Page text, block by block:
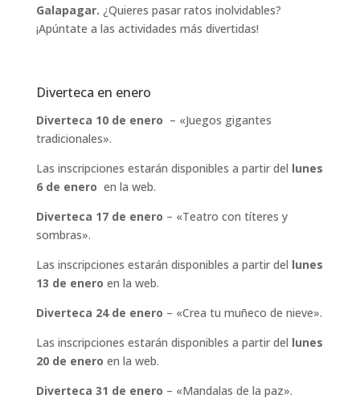
Galapagar. ¿Quieres pasar ratos inolvidables?
¡Apúntate a las actividades más divertidas!
Diverteca en enero
Diverteca 10 de enero – «Juegos gigantes
tradicionales».
Las inscripciones estarán disponibles a partir del lunes
6 de enero en la web.
Diverteca 17 de enero – «Teatro con títeres y
sombras».
Las inscripciones estarán disponibles a partir del lunes
13 de enero en la web.
Diverteca 24 de enero – «Crea tu muñeco de nieve».
Las inscripciones estarán disponibles a partir del lunes
20 de enero en la web.
Diverteca 31 de enero – «Mandalas de la paz».